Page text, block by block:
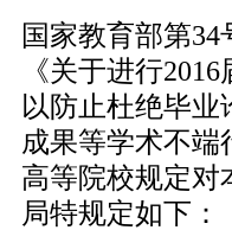
国家教育部第
《关于进行
以防止杜绝毕
成果等学术不
高等院校规定对
局特规定如下：